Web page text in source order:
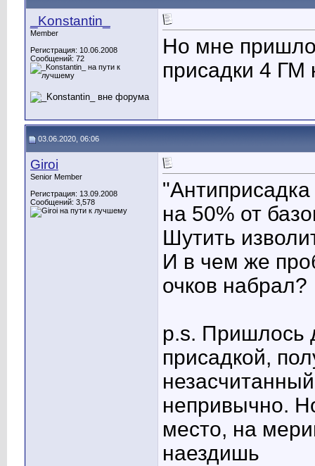
_Konstantin_
Member
Регистрация: 10.06.2008
Сообщений: 72
Но мне
присадки 4 ГМ
03.06.2020, 06:06
Giroi
Senior Member
Регистрация: 13.09.2008
Сообщений: 3,578
на 50% от
Шутить
И в чем же
очков набрал?
p.s. Пришлось
присадкой,
непривычно.
место, на
наездишь